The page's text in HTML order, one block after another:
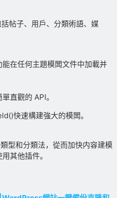
帖子、用戶、分類術語、媒
在任何主題模闆文件中加載并
直觀的 API。
快速構建強大的模闆。
型和分類法，從而加快内容建模
其他插件。